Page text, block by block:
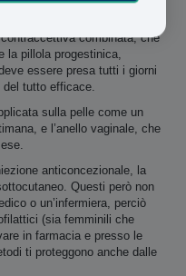
combinata, che
la pillola progestinica,
essere presa tutti i giorni
del tutto efficace.
sulla pelle come un
e l’anello vaginale, che
anticoncezionale, la
Questi però non
o un’infermiera, perciò
(sia femminili che
in farmacia e presso le
ti proteggono anche dalle